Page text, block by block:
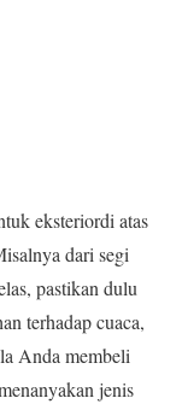
eksteriordi atas
dari segi
pastikan dulu
terhadap cuaca,
Anda membeli
jenis